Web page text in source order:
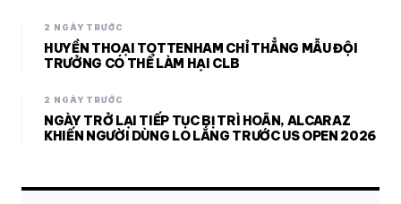
2 NGÀY TRƯỚC
HUYỀN THOẠI TOTTENHAM CHỈ THẲNG MẪU ĐỘI
TRƯỞNG CÓ THỂ LÀM HẠI CLB
2 NGÀY TRƯỚC
NGÀY TRỞ LẠI TIẾP TỤC BỊ TRÌ HOÃN, ALCARAZ
KHIẾN NGƯỜI DÙNG LO LẮNG TRƯỚC US OPEN 2026